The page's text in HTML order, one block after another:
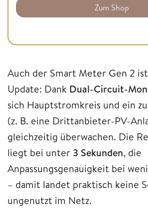
Zum Shop
Auch der Smart Meter Gen 2
Update: Dank Dual-Circuit-
sich Hauptstromkreis und ein
(z. B. eine Drittanbieter-PV-
gleichzeitig überwachen. Die
liegt bei unter 3 Sekunden, die
Anpassungsgenauigkeit bei
– damit landet praktisch keine
ungenutzt im Netz.